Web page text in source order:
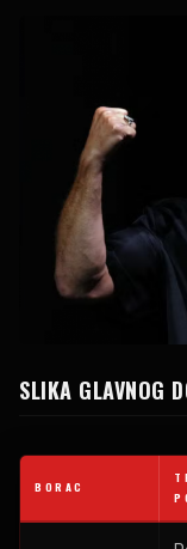
SLIKA GLAVNOG
BORAC